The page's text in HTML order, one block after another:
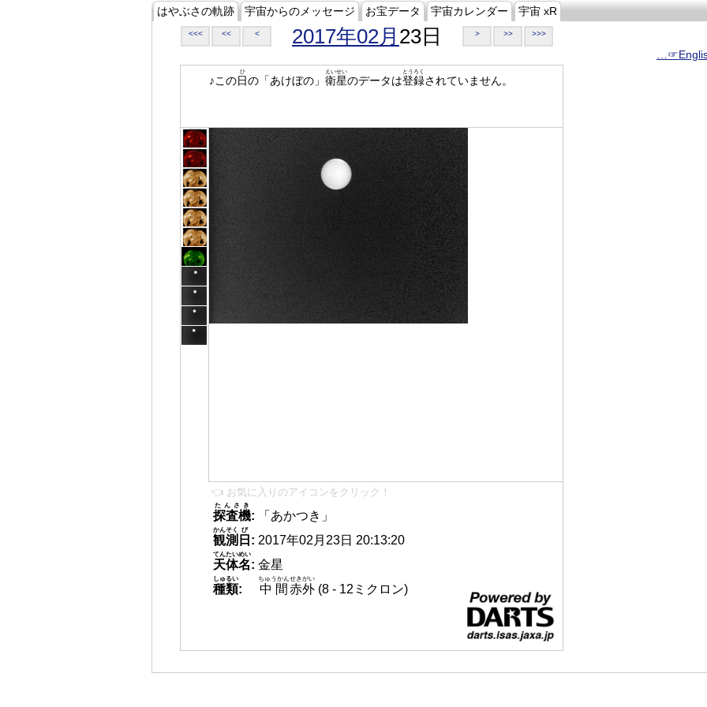
はやぶさの軌跡 宇宙からのメッセージ お宝データ 宇宙カレンダー 宇宙 xR
<<< << < 2017年02月 23日 > >> >>>
♪この日
ひ
の「あけぼの」 衛星
えいせい
のデータは登録
とうろく
されていません。
👈 お気に入りのアイコンをクリック！
探査機
たんさき
:
「あかつき」
観測
かんそく
日
び
: 2017年02月23日 20:13:20
天体名
てんたいめい
: 金星
種類
しゅるい
: 中間
ちゅうかん
赤外
せきがい
(8 - 12ミクロン)